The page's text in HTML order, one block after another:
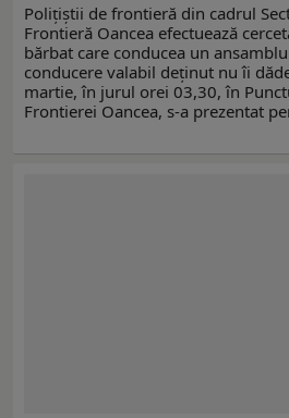
Poliţiştii de frontieră din cadrul
Frontieră Oancea efectuează
bărbat care conducea un
conducere valabil deţinut nu îi
martie, în jurul orei 03,30, în
Frontierei Oancea, s-a prezentat